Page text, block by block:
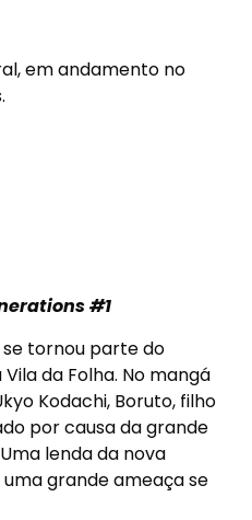
em andamento no
#1
se tornou parte do
da Folha. No mangá
Kodachi, Boruto, filho
por causa da grande
lenda da nova
grande ameaça se